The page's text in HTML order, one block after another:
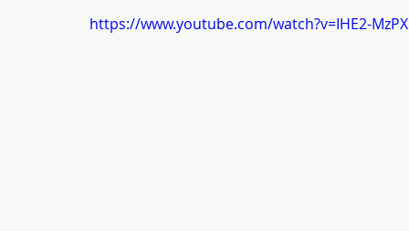
https://www.youtube.com/watch?v=IHE2-